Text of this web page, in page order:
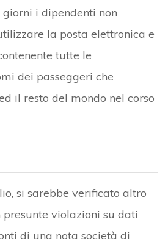
i dipendenti non
la posta elettronica e
tutte le
dei passeggeri che
il resto del mondo nel corso
si sarebbe verificato altro
violazioni su dati
di una nota società di